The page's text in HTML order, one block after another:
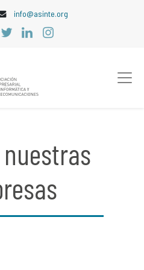
info@asinte.org
nuestras